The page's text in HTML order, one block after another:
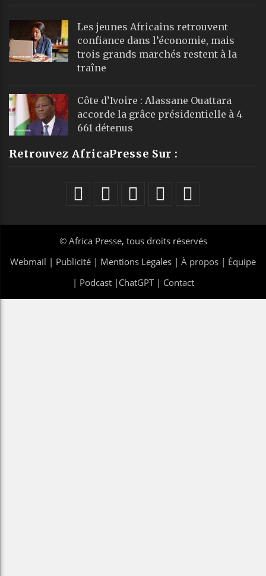
Les jeunes Africains retrouvent
confiance dans l’économie, mais
trois grands marchés restent à la
traîne
Côte d’Ivoire : Alassane Ouattara
accorde la grâce présidentielle à 4
661 détenus
Retrouvez AfricaPresse Sur :
© Africa Presse, tous droits réservés
Webmail | Publicité | Mentions Legales | À propos | Équipe
| Podcast| ChatGPT| Contact